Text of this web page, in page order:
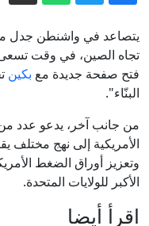
وزارة
يتصاعد في واشنطن جدل
تجاه الصين، في وقت تسعى
فتح صفحة جديدة مع بكين
البنّاء".
من جانب آخر، يدعو عدد
الأمريكية إلى نهج مختلف
وتعزيز أوراق الضغط
الأكبر للولايات المتحدة.
اقرأ أيضا